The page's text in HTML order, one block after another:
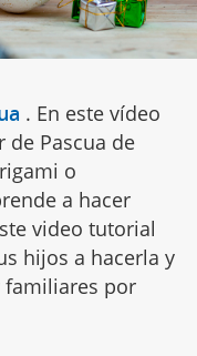
. En este vídeo
de Pascua de
o
a hacer
video tutorial
hijos a hacerla y
familiares por